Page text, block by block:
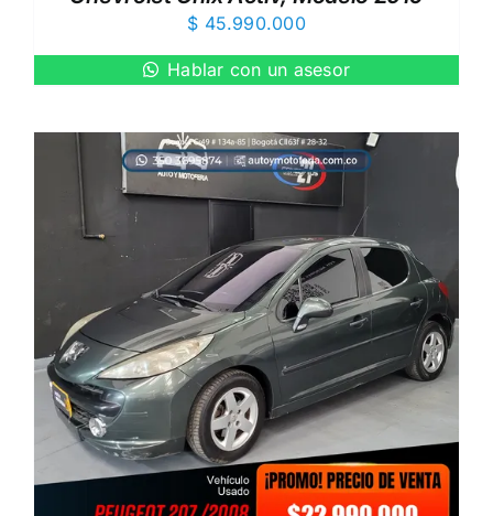
$ 45.990.000
Hablar con un asesor